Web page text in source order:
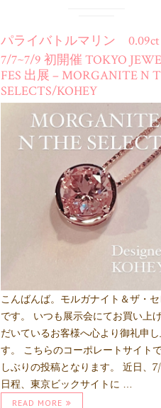
パライバトルマリン 0.09ct
7/7~7/9 初開催 TOKYO
FES 出展 – MORGANITE N
SELECTS/KOHEY
こんばんば。モルガナイト＆ザ・セ
です。 いつも展示会にてお買い上
だいているお客様へ心より御礼申し
す。 こちらのコーポレートサイト
しぶりの投稿となります。 近日、
日程、東京ビックサイトに …
READ MORE